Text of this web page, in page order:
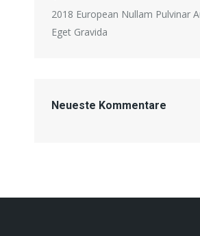
2018 European Nullam Pulvinar
Eget Gravida
Neueste Kommentare